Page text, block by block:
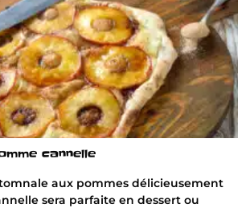
cannelle
aux pommes délicieusement
sera parfaite en dessert ou